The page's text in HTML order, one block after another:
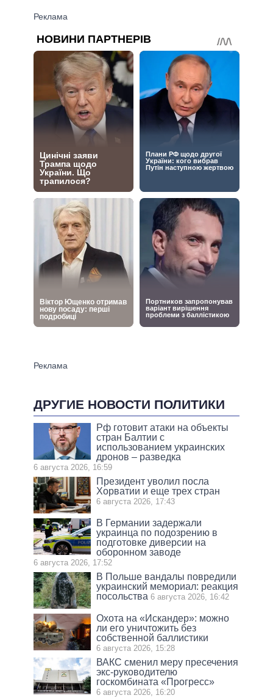
ДРУГИЕ НОВОСТИ ПОЛИТИКИ
Рф готовит атаки на объекты
стран Балтии с
использованием украинских
дронов – разведка
6 августа 2026, 16:59
Президент уволил посла
Хорватии и еще трех стран
6 августа 2026, 17:43
В Германии задержали
украинца по подозрению в
подготовке диверсии на
оборонном заводе
6 августа 2026, 17:52
В Польше вандалы повредили
украинский мемориал: реакция
посольства 6 августа 2026, 16:42
Охота на «Искандер»: можно
ли его уничтожить без
собственной баллистики
6 августа 2026, 15:28
ВАКС сменил меру пресечения
экс-руководителю
госкомбината «Прогресс»
6 августа 2026, 16:20